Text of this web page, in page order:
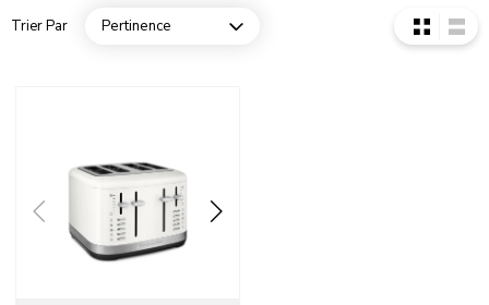
Trier Par Pertinence
Open dropdown